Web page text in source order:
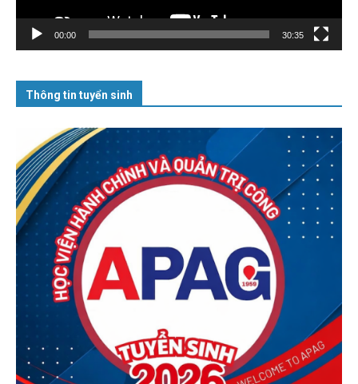
00:00 30:35
Thông tin tuyển sinh